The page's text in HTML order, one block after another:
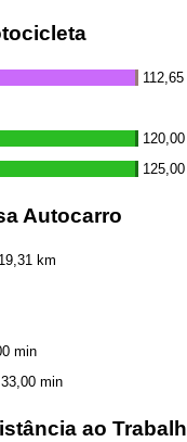
Autocarro
19,31 km
min
33,00 min
ao